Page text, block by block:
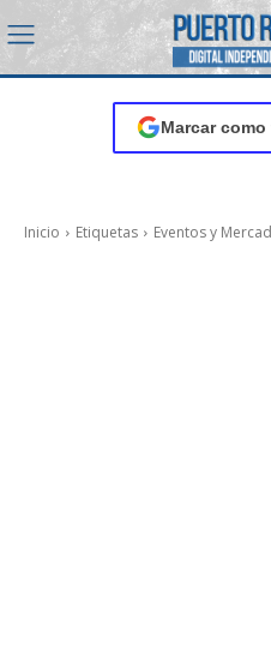
Marcar
Inicio Etiquetas Eventos y